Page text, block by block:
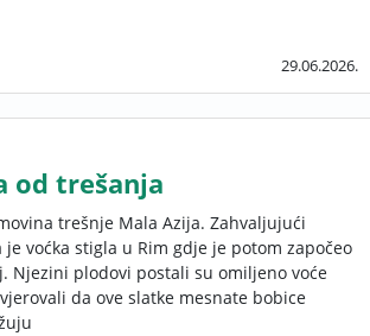
29.06.2026.
od trešanja
trešnje Mala Azija. Zahvaljujući
voćka stigla u Rim gdje je potom započeo
Njezini plodovi postali su omiljeno voće
da ove slatke mesnate bobice